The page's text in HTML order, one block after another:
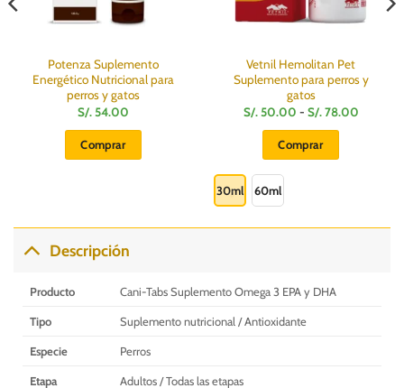
Potenza Suplemento
Energético Nutricional para
perros y gatos
S/. 54.00
Comprar
Vetnil Hemolitan Pet
Suplemento para perros y
gatos
S/. 50.00 - S/.78.00Rango
Comprar
múltiples
se
pueden
30ml 60ml
Descripción
Producto Cani-Tabs Suplemento Omega 3 EPA y DHA
Tipo Suplemento nutricional / Antioxidante
Especie Perros
Etapa Adultos / Todas las etapas